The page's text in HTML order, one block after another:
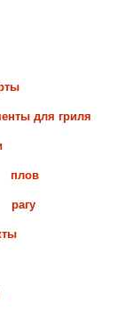
для гриля
плов
рагу